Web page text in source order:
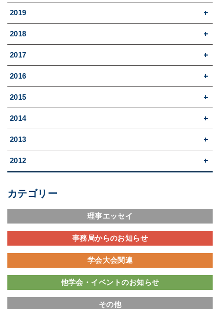
2019
2018
2017
2016
2015
2014
2013
2012
カテゴリー
理事エッセイ
事務局からのお知らせ
学会大会関連
他学会・イベントのお知らせ
その他